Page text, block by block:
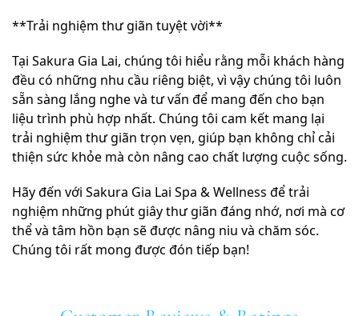
**Trải nghiệm thư giãn tuyệt vời**
Tại Sakura Gia Lai, chúng tôi hiểu rằng mỗi khách hàng
đều có những nhu cầu riêng biệt, vì vậy chúng tôi luôn
sẵn sàng lắng nghe và tư vấn để mang đến cho bạn
liệu trình phù hợp nhất. Chúng tôi cam kết mang lại
trải nghiệm thư giãn trọn vẹn, giúp bạn không chỉ cải
thiện sức khỏe mà còn nâng cao chất lượng cuộc sống.
Hãy đến với Sakura Gia Lai Spa & Wellness để trải
nghiệm những phút giây thư giãn đáng nhớ, nơi mà cơ
thể và tâm hồn bạn sẽ được nâng niu và chăm sóc.
Chúng tôi rất mong được đón tiếp bạn!